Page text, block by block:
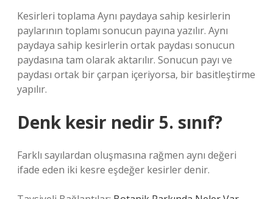
Kesirleri toplama Aynı paydaya sahip kesirlerin
paylarının toplamı sonucun payına yazılır. Aynı
paydaya sahip kesirlerin ortak paydası sonucun
paydasına tam olarak aktarılır. Sonucun payı ve
paydası ortak bir çarpan içeriyorsa, bir basitleştirme
yapılır.
Denk kesir nedir 5. sınıf?
Farklı sayılardan oluşmasına rağmen aynı değeri
ifade eden iki kesre eşdeğer kesirler denir.